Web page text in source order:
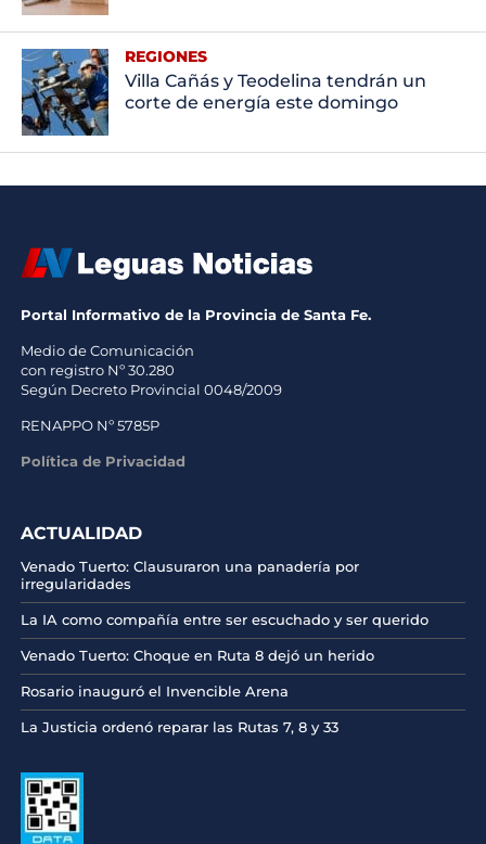
REGIONES
Villa Cañás y Teodelina tendrán un
corte de energía este domingo
Portal Informativo de la Provincia de Santa Fe.
Medio de Comunicación
con registro Nº 30.280
Según Decreto Provincial 0048/2009
RENAPPO Nº 5785P
Política de Privacidad
ACTUALIDAD
Venado Tuerto: Clausuraron una panadería por
irregularidades
La IA como compañía entre ser escuchado y ser querido
Venado Tuerto: Choque en Ruta 8 dejó un herido
Rosario inauguró el Invencible Arena
La Justicia ordenó reparar las Rutas 7, 8 y 33